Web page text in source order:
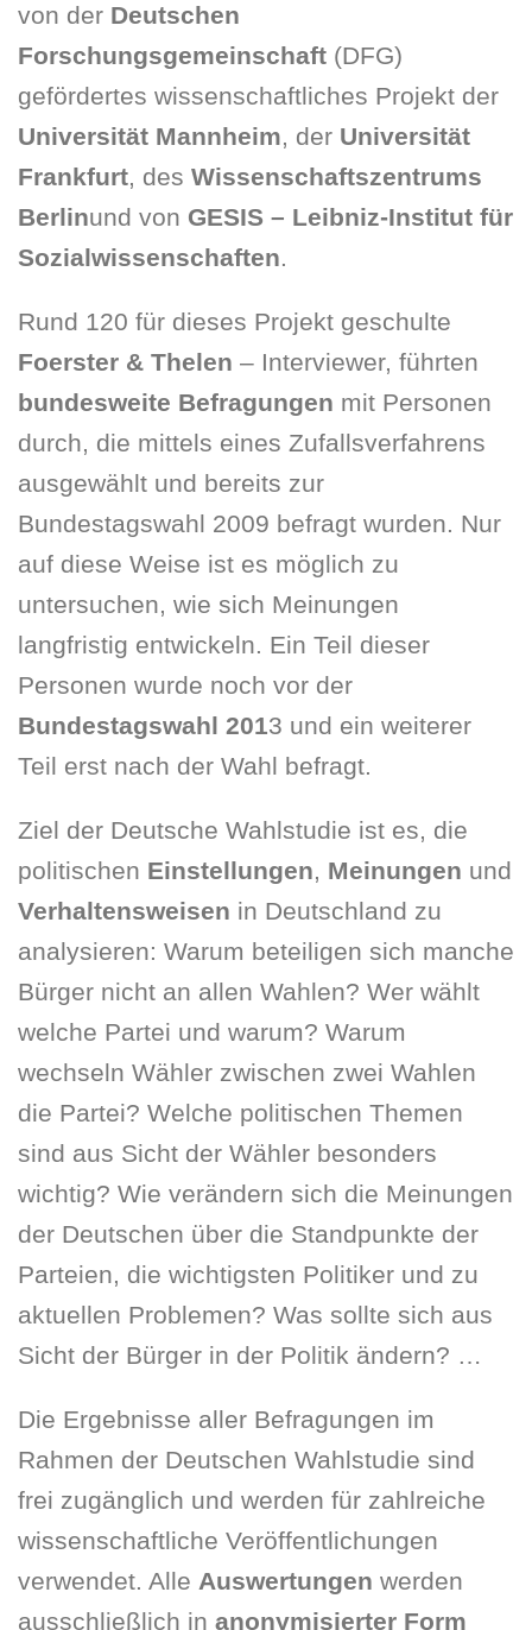
von der Deutschen
Forschungsgemeinschaft (DFG)
gefördertes wissenschaftliches Projekt der
Universität Mannheim, der Universität
Frankfurt, des Wissenschaftszentrums
Berlinund von GESIS – Leibniz-Institut für
Sozialwissenschaften.
Rund 120 für dieses Projekt geschulte
Foerster & Thelen – Interviewer, führten
bundesweite Befragungen mit Personen
durch, die mittels eines Zufallsverfahrens
ausgewählt und bereits zur
Bundestagswahl 2009 befragt wurden. Nur
auf diese Weise ist es möglich zu
untersuchen, wie sich Meinungen
langfristig entwickeln. Ein Teil dieser
Personen wurde noch vor der
Bundestagswahl 2013 und ein weiterer
Teil erst nach der Wahl befragt.
Ziel der Deutsche Wahlstudie ist es, die
politischen Einstellungen, Meinungen und
Verhaltensweisen in Deutschland zu
analysieren: Warum beteiligen sich manche
Bürger nicht an allen Wahlen? Wer wählt
welche Partei und warum? Warum
wechseln Wähler zwischen zwei Wahlen
die Partei? Welche politischen Themen
sind aus Sicht der Wähler besonders
wichtig? Wie verändern sich die Meinungen
der Deutschen über die Standpunkte der
Parteien, die wichtigsten Politiker und zu
aktuellen Problemen? Was sollte sich aus
Sicht der Bürger in der Politik ändern? …
Die Ergebnisse aller Befragungen im
Rahmen der Deutschen Wahlstudie sind
frei zugänglich und werden für zahlreiche
wissenschaftliche Veröffentlichungen
verwendet. Alle Auswertungen werden
ausschließlich in anonymisierter Form